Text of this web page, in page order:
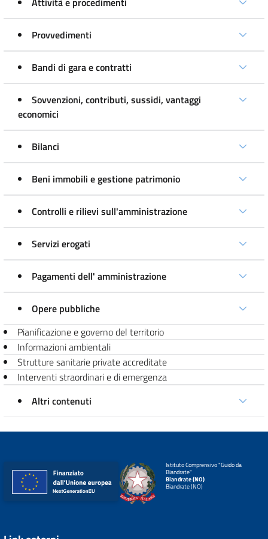
Provvedimenti
Bandi di gara e contratti
Sovvenzioni, contributi, sussidi, vantaggi
economici
Bilanci
Beni immobili e gestione patrimonio
Controlli e rilievi sull'amministrazione
Servizi erogati
Pagamenti dell' amministrazione
Opere pubbliche
Pianificazione e governo del territorio
Informazioni ambientali
Strutture sanitarie private accreditate
Interventi straordinari e di emergenza
Altri contenuti
Istituto Comprensivo "Guido da
Biandrate"
Biandrate (NO)
Biandrate (NO)